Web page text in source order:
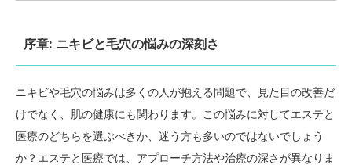
序章: ニキビと毛穴の悩みの深刻さ
ニキビや毛穴の悩みは多くの人が抱える問題で、見た目の改善だ
けでなく、肌の健康にも関わります。この悩みに対してエステと
医療のどちらを選ぶべきか、迷う方も多いのではないでしょう
か？エステと医療では、アプローチ方法や治療の深さが異なりま